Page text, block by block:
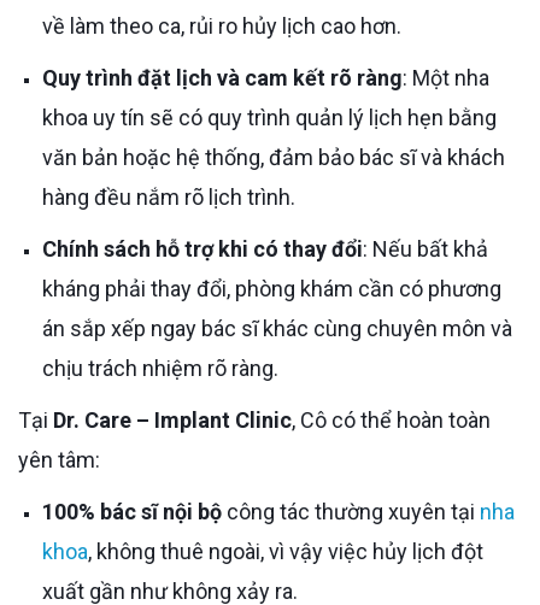
về làm theo ca, rủi ro hủy lịch cao hơn.
Quy trình đặt lịch và cam kết rõ ràng: Một nha
khoa uy tín sẽ có quy trình quản lý lịch hẹn bằng
văn bản hoặc hệ thống, đảm bảo bác sĩ và khách
hàng đều nắm rõ lịch trình.
Chính sách hỗ trợ khi có thay đổi: Nếu bất khả
kháng phải thay đổi, phòng khám cần có phương
án sắp xếp ngay bác sĩ khác cùng chuyên môn và
chịu trách nhiệm rõ ràng.
Tại Dr. Care – Implant Clinic, Cô có thể hoàn toàn
yên tâm:
100% bác sĩ nội bộ công tác thường xuyên tại nha
khoa, không thuê ngoài, vì vậy việc hủy lịch đột
xuất gần như không xảy ra.